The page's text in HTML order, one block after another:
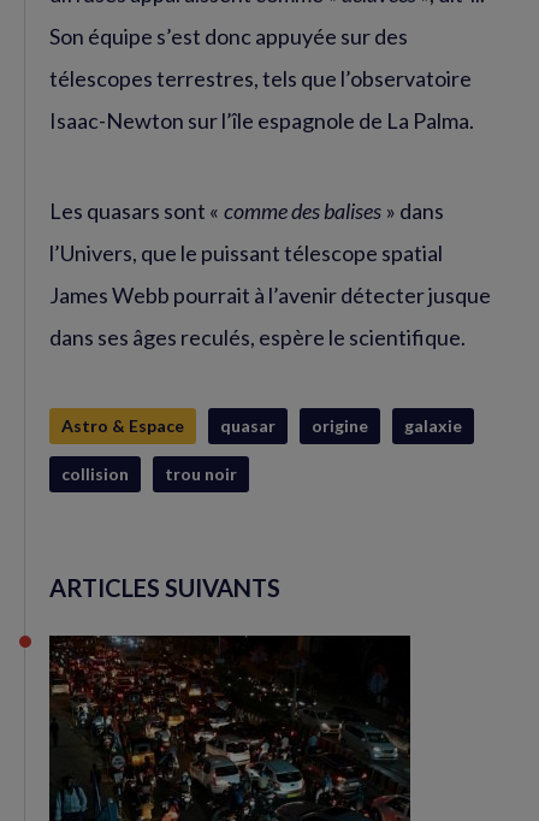
Son équipe s’est donc appuyée sur des
télescopes terrestres, tels que l’observatoire
Isaac-Newton sur l’île espagnole de La Palma.
Les quasars sont « comme des balises » dans
l’Univers, que le puissant télescope spatial
James Webb pourrait à l’avenir détecter jusque
dans ses âges reculés, espère le scientifique.
Astro & Espace quasar origine galaxie
collision trou noir
ARTICLES SUIVANTS